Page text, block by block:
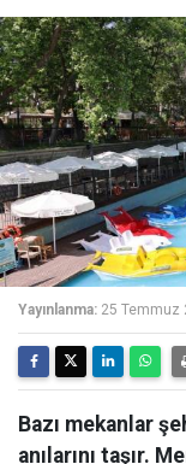
Yayınlanma: 25 Temmuz
Bazı mekanlar
anılarını taşır.